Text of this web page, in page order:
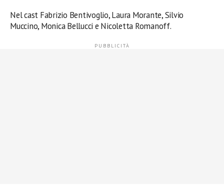
Nel cast Fabrizio Bentivoglio, Laura Morante, Silvio
Muccino, Monica Bellucci e Nicoletta Romanoff.